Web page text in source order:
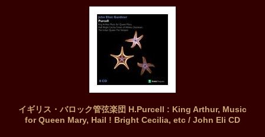
イギリス・バロック管弦楽団 H.Purcell : King Arthur, Music
for Queen Mary, Hail ! Bright Cecilia, etc / John Eli CD